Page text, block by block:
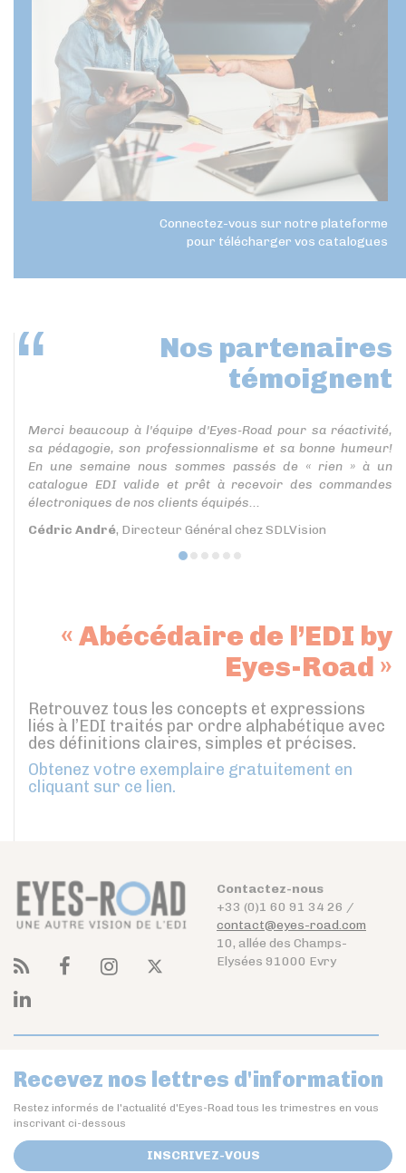
Connectez-vous sur notre plateforme
pour télécharger vos catalogues
Nos partenaires
témoignent
Merci beaucoup à l'équipe d'Eyes-Road pour sa réactivité,
sa pédagogie, son professionnalisme et sa bonne humeur!
En une semaine nous sommes passés de « rien » à un
catalogue EDI valide et prêt à recevoir des commandes
électroniques de nos clients équipés...
Cédric André, Directeur Général chez SDLVision
« Abécédaire de l’EDI by
Eyes-Road »
Retrouvez tous les concepts et expressions
liés à l’EDI traités par ordre alphabétique avec
des définitions claires, simples et précises.
Obtenez votre exemplaire gratuitement en
cliquant sur ce lien.
Contactez-nous
+33 (0)1 60 91 34 26 /
contact@eyes-road.com
10, allée des Champs-
Elysées 91000 Evry
Recevez nos lettres d'information
Restez informés de l'actualité d'Eyes-Road tous les trimestres en vous
inscrivant ci-dessous
INSCRIVEZ-VOUS